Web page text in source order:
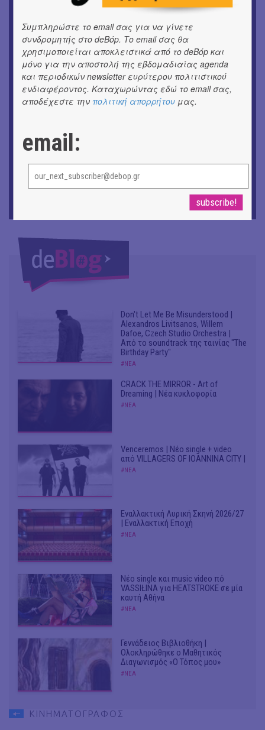
εικόνες και λέξεις
ΚΙΝ/ΦΟΣ
Οι γαλλικές ταινίες του 16ου Athens Open Air Film
Festival
ΘΕΑΤΡΟ / ΧΟΡΟΣ
ΜΟΥΣΙΚΗ
ΧΟΡΩΝ ΧΩΡΟΣ στον Εκθεσιακό Χώρο του Αρχαίου
Don't Let Me Be Misunderstood |
Alexandros Livitsanos, Willem
Dafoe, Czech Studio Orchestra |
Από το soundtrack της ταινίας "The
Birthday Party"
#ΝΕΑ
CRACK THE MIRROR - Art of
Dreaming | Νέα κυκλοφορία
#ΝΕΑ
Venceremos | Νέο single + video
από VILLAGERS OF IOANNINA CITY |
#ΝΕΑ
Εναλλακτική Λυρική Σκηνή 2026/27
| Εναλλακτική Εποχή
#ΝΕΑ
Νέο single και music video πό
VASSIŁINA για HEATSTROKE σε μία
καυτή Αθήνα
#ΝΕΑ
Γεννάδειος Βιβλιοθήκη |
Ολοκληρώθηκε ο Μαθητικός
Διαγωνισμός «Ο Τόπος μου»
#ΝΕΑ
ΚΙΝΗΜΑΤΟΓΡΑΦΟΣ
Συμπληρώστε το email σας για να γίνετε
συνδρομητής στο deBόp. Το email σας θα
χρησιμοποιείται αποκλειστικά από το deBόp και
μόνο για την αποστολή της εβδομαδιαίας agenda
και περιοδικών newsletter ευρύτερου πολιτιστικού
ενδιαφέροντος. Καταχωρώντας εδώ το email σας,
αποδέχεστε την πολιτική απορρήτου μας.
email: